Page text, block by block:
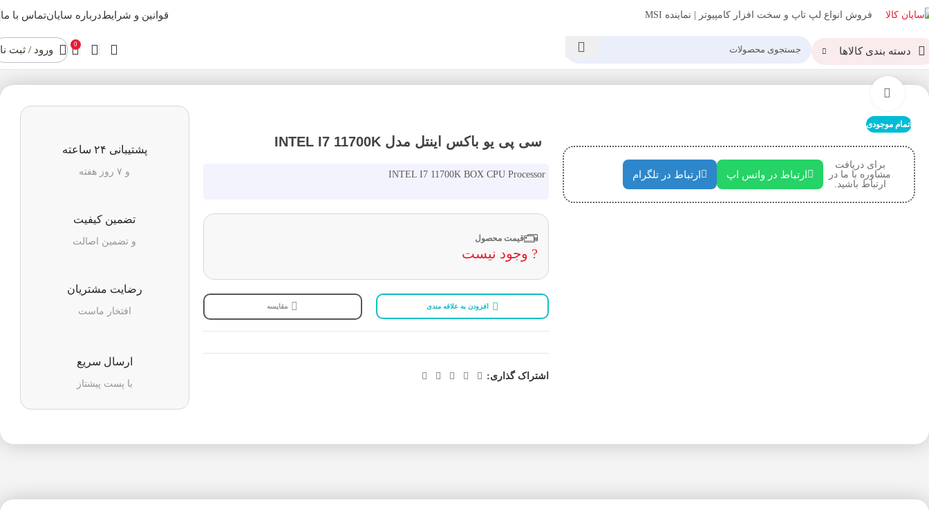
فروش انواع لپ تاپ و سخت افزار کامپیوتر | نماینده MSI قوانین و شرایطدرباره سایانتماس با ما
دسته بندی کالاها
0 ورود / ثبت
اتمام موجودی
برای دریافت
مشاوره با ما در
ارتباط باشید.
ارتباط در واتس اپ ارتباط در تلگرام
سی پی یو باکس اینتل مدل INTEL I7 11700K
INTEL I7 11700K BOX CPU Processor
قیمت محصول
? وجود نیست
افزودن به علاقه مندی مقایسه
اشتراک گذاری:
پشتیبانی ۲۴ ساعته
و ۷ روز هفته
تضمین کیفیت
و تضمین اصالت
رضایت مشتریان
افتخار ماست
ارسال سریع
با پست پیشتاز